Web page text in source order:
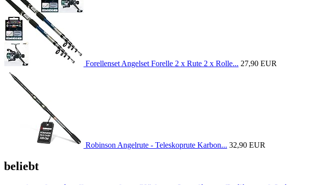
Forellenset Angelset Forelle 2 x Rute 2 x Rolle... 27,90 EUR
Robinson Angelrute - Teleskoprute Karbon... 32,90 EUR
beliebt